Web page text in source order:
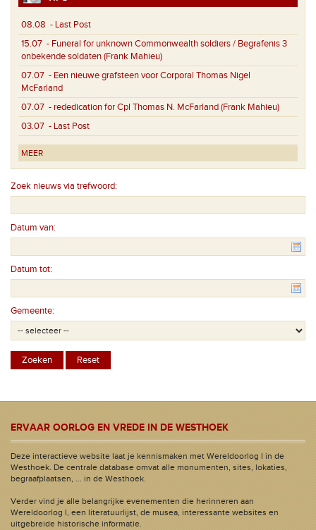
08.08 - Last Post
15.07 - Funeral for unknown Commonwealth soldiers / Begrafenis 3
onbekende soldaten (Frank Mahieu)
07.07 - Een nieuwe grafsteen voor Corporal Thomas Nigel
McFarland
07.07 - rededication for Cpl Thomas N. McFarland (Frank Mahieu)
03.07 - Last Post
MEER
Zoek nieuws via trefwoord:
Datum van:
Datum tot:
Gemeente:
ERVAAR OORLOG EN VREDE IN DE WESTHOEK
Deze interactieve website laat je kennismaken met Wereldoorlog I in de
Westhoek. De centrale database omvat alle monumenten, sites, lokaties,
begraafplaatsen, ... in de Westhoek.
Verder vind je alle belangrijke evenementen die herinneren aan
Wereldoorlog I, een literatuurlijst, de musea, interessante websites en
uitgebreide historische informatie.